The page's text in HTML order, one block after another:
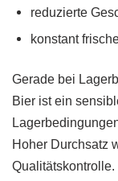
reduzierte
konstant
Gerade bei
Bier ist ein
Hoher Durchsatz
Qualitätskontrolle.